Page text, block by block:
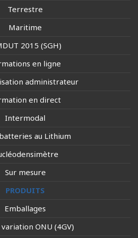
Terrestre
Maritime
2015 (SGH)
en ligne
administrateur
en direct
Intermodal
au Lithium
Sur mesure
PRODUITS
Emballages
ONU (4GV)